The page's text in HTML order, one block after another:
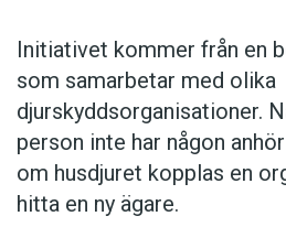
Initiativet kommer från en
som samarbetar med olika
djurskyddsorganisationer.
person inte har någon
om husdjuret kopplas en
hitta en ny ägare.